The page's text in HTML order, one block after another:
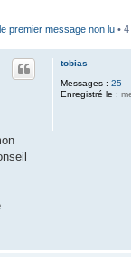
premier message non lu •
tobias
Messages : 25
Enregistré le :